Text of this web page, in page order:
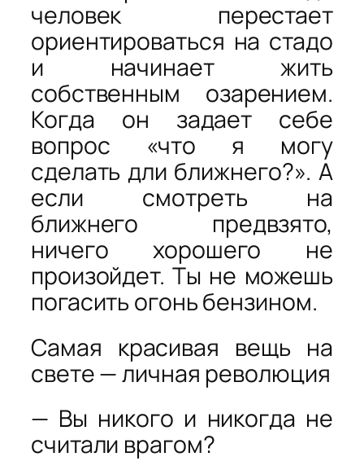
человек перестает
ориентироваться на стадо
и начинает жить
собственным озарением.
Когда он задает себе
вопрос «что я могу
сделать дли ближнего?». А
если смотреть на
ближнего предвзято,
ничего хорошего не
произойдет. Ты не можешь
погасить огонь бензином.
Самая красивая вещь на
свете — личная революция
— Вы никого и никогда не
считали врагом?